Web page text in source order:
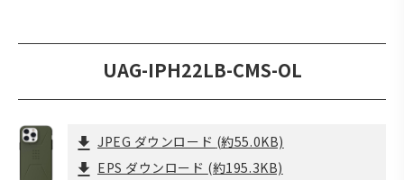
UAG-IPH22LB-CMS-OL
JPEG ダウンロード (約55.0KB)
EPS ダウンロード (約195.3KB)